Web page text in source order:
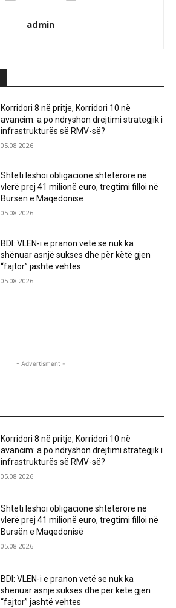
admin
Korridori 8 në pritje, Korridori 10 në
avancim: a po ndryshon drejtimi strategjik i
infrastrukturës së RMV-së?
05.08.2026
Shteti lëshoi obligacione shtetërore në
vlerë prej 41 milionë euro, tregtimi filloi në
Bursën e Maqedonisë
05.08.2026
BDI: VLEN-i e pranon vetë se nuk ka
shënuar asnjë sukses dhe për këtë gjen
“fajtor” jashtë vehtes
05.08.2026
- Advertisment -
Korridori 8 në pritje, Korridori 10 në
avancim: a po ndryshon drejtimi strategjik i
infrastrukturës së RMV-së?
05.08.2026
Shteti lëshoi obligacione shtetërore në
vlerë prej 41 milionë euro, tregtimi filloi në
Bursën e Maqedonisë
05.08.2026
BDI: VLEN-i e pranon vetë se nuk ka
shënuar asnjë sukses dhe për këtë gjen
“fajtor” jashtë vehtes